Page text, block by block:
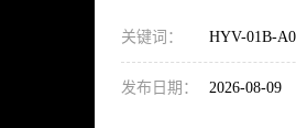
关键词： HYV-01B-
发布日期： 2026-08-09